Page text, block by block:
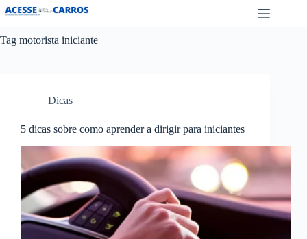
Pular
para
conteúdo
Tag motorista iniciante
Dicas
5 dicas sobre como aprender a dirigir para iniciantes